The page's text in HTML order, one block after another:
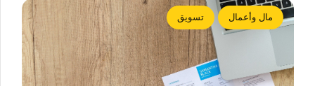
مال وأعمال تسويق